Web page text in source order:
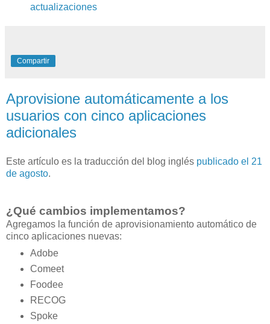
actualizaciones
Compartir
Aprovisione automáticamente a los
usuarios con cinco aplicaciones
adicionales
Este artículo es la traducción del blog inglés publicado el 21
de agosto.
¿Qué cambios implementamos?
Agregamos la función de aprovisionamiento automático de
cinco aplicaciones nuevas:
Adobe
Comeet
Foodee
RECOG
Spoke